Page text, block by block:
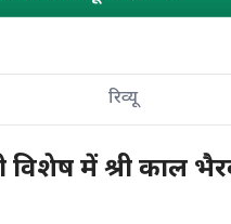
रिव्यू
विशेष में श्री काल